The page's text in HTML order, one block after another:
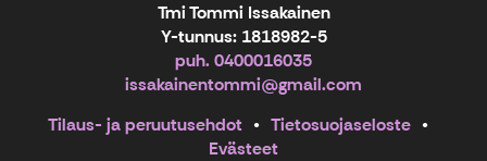
Tmi Tommi Issakainen
Y-tunnus: 1818982-5
puh. 0400016035
issakainentommi@gmail.com
Tilaus- ja peruutusehdot
Tietosuojaseloste
Evästeet